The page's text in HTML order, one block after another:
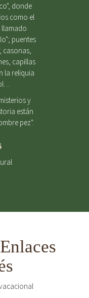
donde
como el
llamado
puentes
casonas,
capillas
la reliquia
y
están
pez".